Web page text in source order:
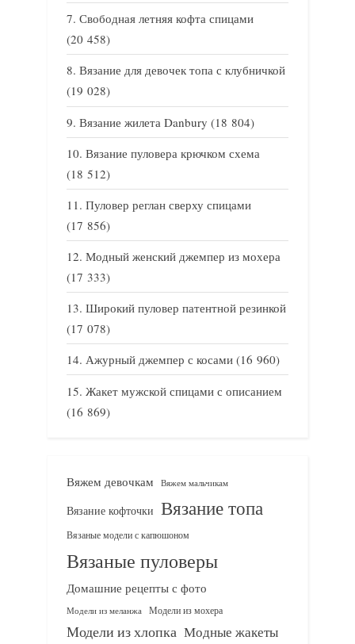
Свободная летняя кофта спицами
(20 458)
Вязание для девочек топа с клубничкой
(19 028)
Вязание жилета Danbury (18 804)
Вязание пуловера крючком схема
(18 512)
Пуловер реглан сверху спицами
(17 856)
Модный женский джемпер из мохера
(17 333)
Широкий пуловер патентной резинкой
(17 078)
Ажурный джемпер с косами (16 960)
Жакет мужской спицами с описанием
(16 869)
Вяжем девочкам Вяжем мальчикам
Вязание кофточки Вязание топа
Вязаные модели с капюшоном
Вязаные пуловеры
Домашние рецепты с фото
Модели из меланжа Модели из мохера
Модели из хлопка Модные жакеты